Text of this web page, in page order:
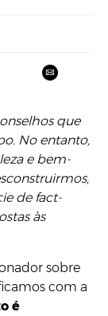
que
No entanto,
e bem-
de fact-
às
sobre
com a
é